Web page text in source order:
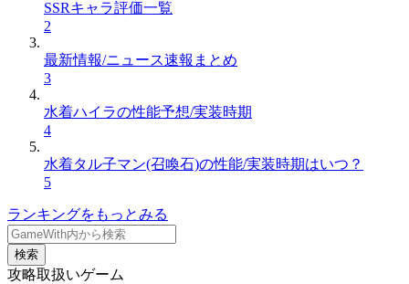
SSRキャラ評価一覧
2
最新情報/ニュース速報まとめ
3
水着ハイラの性能予想/実装時期
4
水着タル子マン(召喚石)の性能/実装時期はいつ？
5
ランキングをもっとみる
検索
攻略取扱いゲーム